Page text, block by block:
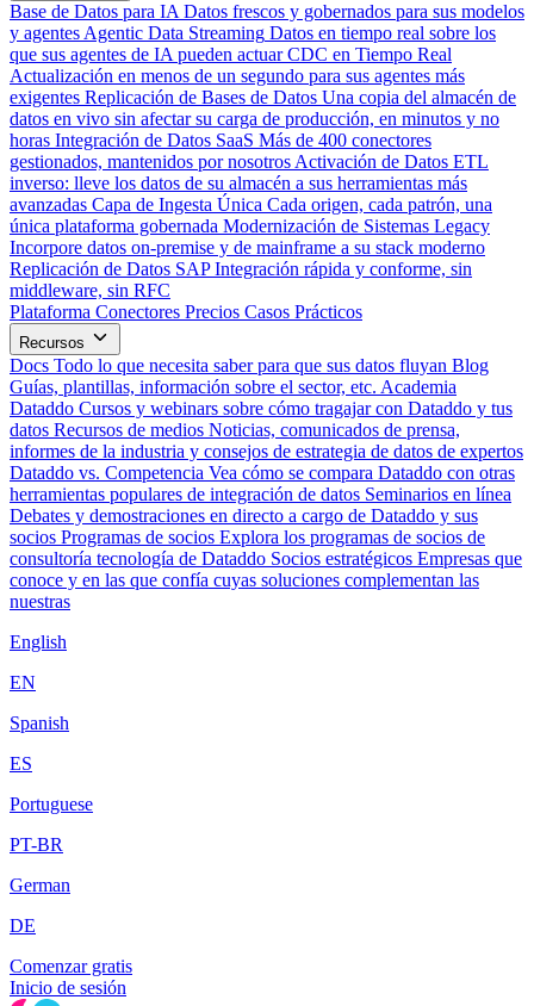
Base de Datos para IA Datos frescos y gobernados para sus modelos
y agentes Agentic Data Streaming Datos en tiempo real sobre los
que sus agentes de IA pueden actuar CDC en Tiempo Real
Actualización en menos de un segundo para sus agentes más
exigentes Replicación de Bases de Datos Una copia del almacén de
datos en vivo sin afectar su carga de producción, en minutos y no
horas Integración de Datos SaaS Más de 400 conectores
gestionados, mantenidos por nosotros Activación de Datos ETL
inverso: lleve los datos de su almacén a sus herramientas más
avanzadas Capa de Ingesta Única Cada origen, cada patrón, una
única plataforma gobernada Modernización de Sistemas Legacy
Incorpore datos on-premise y de mainframe a su stack moderno
Replicación de Datos SAP Integración rápida y conforme, sin
middleware, sin RFC
Plataforma Conectores Precios Casos Prácticos
Recursos
Docs Todo lo que necesita saber para que sus datos fluyan Blog
Guías, plantillas, información sobre el sector, etc. Academia
Dataddo Cursos y webinars sobre cómo tragajar con Dataddo y tus
datos Recursos de medios Noticias, comunicados de prensa,
informes de la industria y consejos de estrategia de datos de expertos
Dataddo vs. Competencia Vea cómo se compara Dataddo con otras
herramientas populares de integración de datos Seminarios en línea
Debates y demostraciones en directo a cargo de Dataddo y sus
socios Programas de socios Explora los programas de socios de
consultoría tecnología de Dataddo Socios estratégicos Empresas que
conoce y en las que confía cuyas soluciones complementan las
nuestras
English
EN
Spanish
ES
Portuguese
PT-BR
German
DE
Comenzar gratis
Inicio de sesión